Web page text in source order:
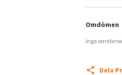
Omdömen
Inga
Dela